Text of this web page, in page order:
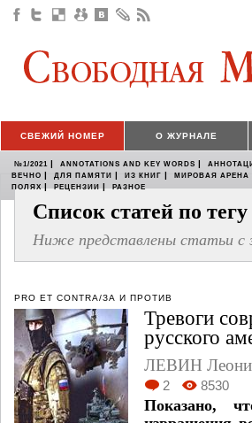
СВЕЖИЙ НОМЕР О ЖУРНАЛЕ
№1/2021 | ANNOTATIONS AND KEY WORDS |
ВЕЧНО | ДЛЯ ПАМЯТИ | ИЗ КНИГ | МИРОВАЯ АРЕНА
ПОЛЯХ | РЕЦЕНЗИИ | РАЗНОЕ
Список статей по тегу
Ниже представлены статьи с
PRO ET CONTRA/ЗА И ПРОТИВ
Тревоги
русского
ЛЕВИН
2 8530
Показано,